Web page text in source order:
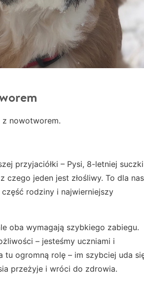
z nowotworem.
przyjaciółki – Pysi, 8-letniej suczki
jeden jest złośliwy. To dla nas
rodziny i najwierniejszy
oba wymagają szybkiego zabiegu.
– jesteśmy uczniami i
tu ogromną rolę – im szybciej uda
przeżyje i wróci do zdrowia.